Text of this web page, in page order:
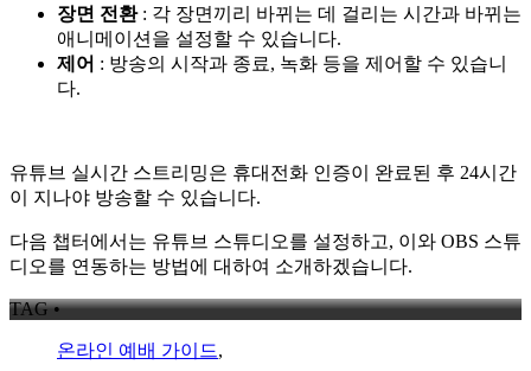
장면 전환: 각 장면끼리 바뀌는 데 걸리는 시간과 바뀌는
애니메이션을 설정할 수 있습니다.
제어 : 방송의 시작과 종료, 녹화 등을 제어할 수 있습니
다.
유튜브 실시간 스트리밍은 휴대전화 인증이 완료된 후 24시간
이 지나야 방송할 수 있습니다.
다음 챕터에서는 유튜브 스튜디오를 설정하고, 이와 OBS 스튜
디오를 연동하는 방법에 대하여 소개하겠습니다.
TAG •
온라인 예배 가이드,